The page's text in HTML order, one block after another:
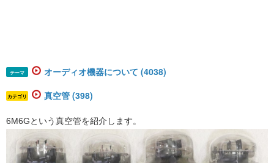
テーマ オーディオ機器について (4038)
カテゴリ 真空管 (398)
6M6Gという真空管を紹介します。